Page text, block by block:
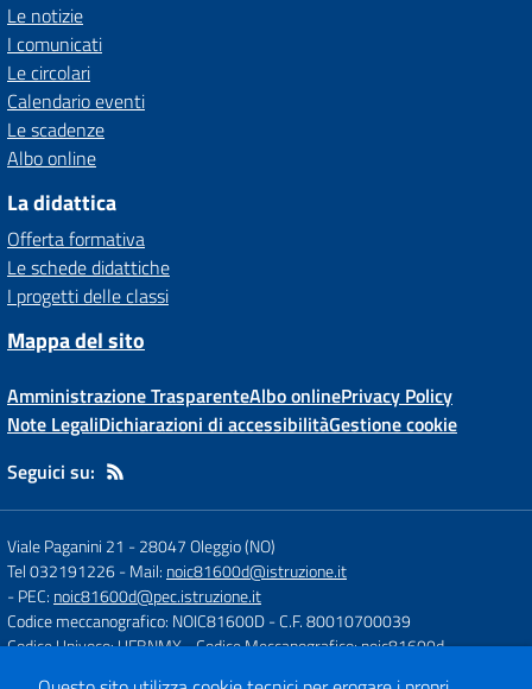
Le notizie
I comunicati
Le circolari
Calendario eventi
Le scadenze
Albo online
La didattica
Offerta formativa
Le schede didattiche
I progetti delle classi
Mappa del sito
Amministrazione TrasparenteAlbo onlinePrivacy Policy
Note LegaliDichiarazioni di accessibilitàGestione cookie
Seguici su:
Viale Paganini 21 -28047 Oleggio (NO)
Tel 032191226- Mail: noic81600d@istruzione.it
- PEC: noic81600d@pec.istruzione.it
Codice meccanografico: NOIC81600D- C.F. 80010700039
Codice Univoco: UFBNMX- Codice Meccanografico: noic81600d